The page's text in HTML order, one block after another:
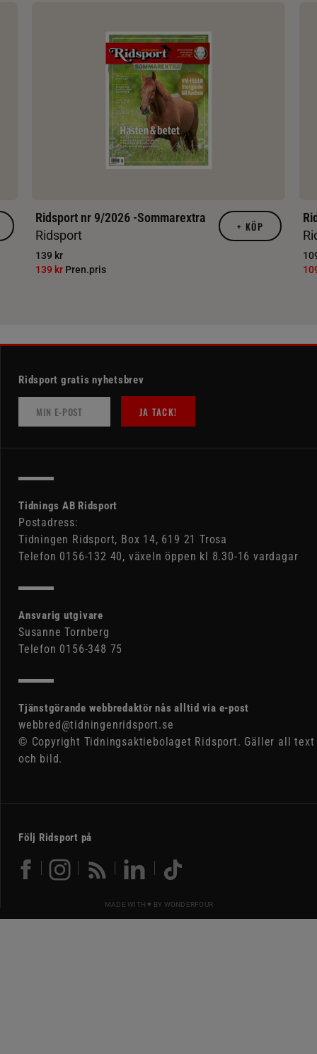
Ridsport nr 9/2026 -Sommarextra
Ridsport
139 kr
139 kr Pren.pris
+ KÖP
Ridsport gratis nyhetsbrev
JA TACK!
Tidnings AB Ridsport
Postadress:
Tidningen Ridsport, Box 14, 619 21 Trosa
Telefon 0156-132 40, växeln öppen kl 8.30-16 vardagar
Ansvarig utgivare
Susanne Tornberg
Telefon 0156-348 75
Tjänstgörande webbredaktör nås alltid via e-post
webbred@tidningenridsport.se
© Copyright Tidningsaktiebolaget Ridsport. Gäller all text
och bild.
Följ Ridsport på
MADE WITH ♥ BY WONDERFOUR